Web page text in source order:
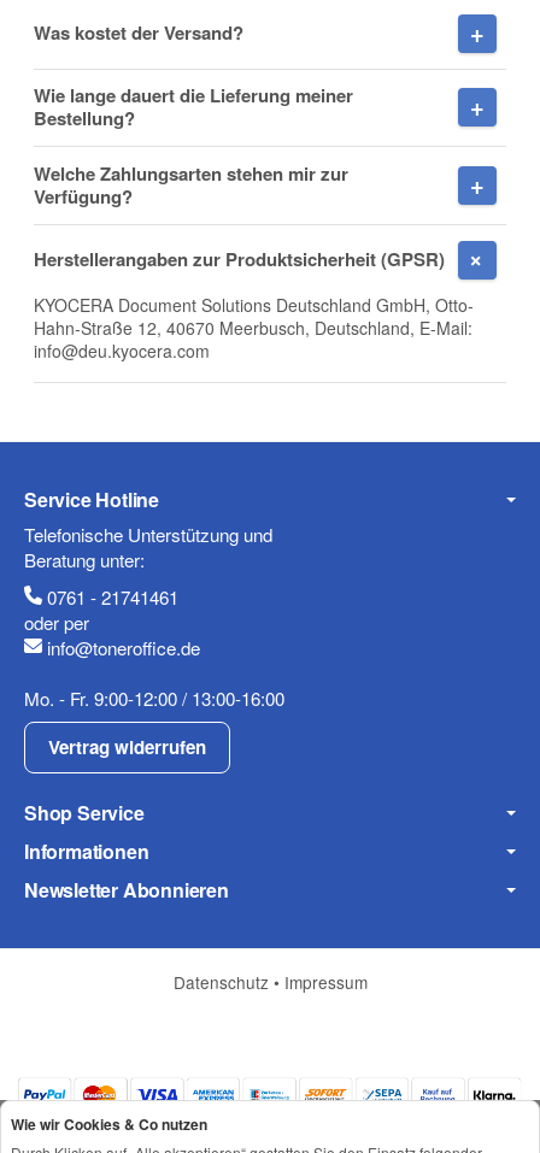
Firma
Mobiltelefon
Fax
Frage zum Artikel
Ihre Frage
Was kostet der Versand?
Wie lange dauert die Lieferung meiner
Bestellung?
Welche Zahlungsarten stehen mir zur
Verfügung?
Herstellerangaben zur Produktsicherheit (GPSR)
KYOCERA Document Solutions Deutschland GmbH, Otto-
Hahn-Straße 12, 40670 Meerbusch, Deutschland, E-Mail:
info@deu.kyocera.com
Service Hotline
Telefonische Unterstützung und
Beratung unter:
0761 - 21741461
oder per
info@toneroffice.de
Mo. - Fr. 9:00-12:00 / 13:00-16:00
Vertrag widerrufen
Shop Service
Informationen
Newsletter Abonnieren
Datenschutz • Impressum
Wie wir Cookies & Co nutzen